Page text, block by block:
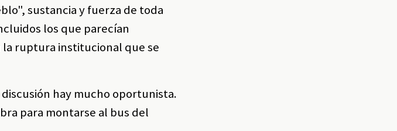
sustancia y fuerza de toda
los que parecían
ruptura institucional que se
hay mucho oportunista.
para montarse al bus del